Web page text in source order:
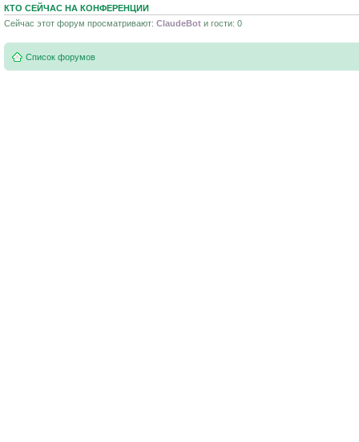
КТО СЕЙЧАС НА КОНФЕРЕНЦИИ
Сейчас этот форум просматривают: ClaudeBot и гости: 0
Список форумов